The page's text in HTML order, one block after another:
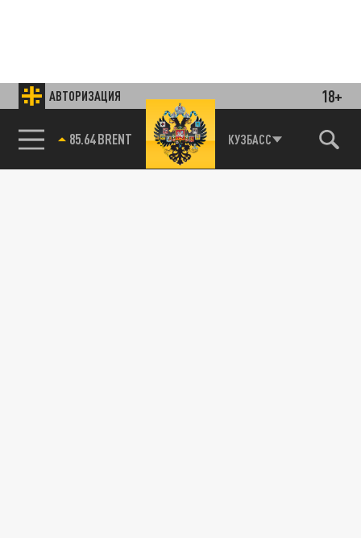
АВТОРИЗАЦИЯ 18+
85.64 BRENT КУЗБАСС